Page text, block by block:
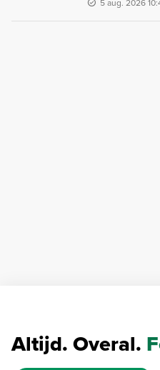
Altijd. Overal.